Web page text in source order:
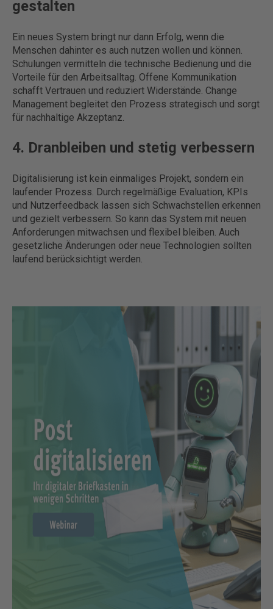
gestalten
Ein neues System bringt nur dann Erfolg, wenn die
Menschen dahinter es auch nutzen wollen und können.
Schulungen vermitteln die technische Bedienung und die
Vorteile für den Arbeitsalltag. Offene Kommunikation
schafft Vertrauen und reduziert Widerstände. Change
Management begleitet den Prozess strategisch und sorgt
für nachhaltige Akzeptanz.
4. Dranbleiben und stetig verbessern
Digitalisierung ist kein einmaliges Projekt, sondern ein
laufender Prozess. Durch regelmäßige Evaluation, KPIs
und Nutzerfeedback lassen sich Schwachstellen erkennen
und gezielt verbessern. So kann das System mit neuen
Anforderungen mitwachsen und flexibel bleiben. Auch
gesetzliche Änderungen oder neue Technologien sollten
laufend berücksichtigt werden.